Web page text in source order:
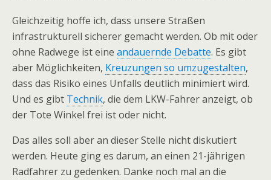
Gleichzeitig hoffe ich, dass unsere Straßen
infrastrukturell sicherer gemacht werden. Ob mit oder
ohne Radwege ist eine andauernde Debatte. Es gibt
aber Möglichkeiten, Kreuzungen so umzugestalten,
dass das Risiko eines Unfalls deutlich minimiert wird.
Und es gibt Technik, die dem LKW-Fahrer anzeigt, ob
der Tote Winkel frei ist oder nicht.
Das alles soll aber an dieser Stelle nicht diskutiert
werden. Heute ging es darum, an einen 21-jährigen
Radfahrer zu gedenken. Danke noch mal an die